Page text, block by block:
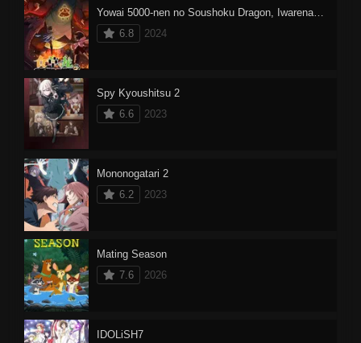
Yowai 5000-nen no Soushoku Dragon, Iwarenaki Jaryuu Nintei 2
6.8
2024
Spy Kyoushitsu 2
6.6
2023
Mononogatari 2
6.2
2023
Mating Season
7.6
2026
IDOLiSH7